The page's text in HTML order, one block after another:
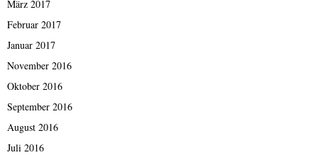
März 2017
Februar 2017
Januar 2017
November 2016
Oktober 2016
September 2016
August 2016
Juli 2016